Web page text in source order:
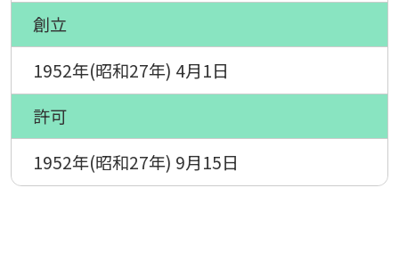
創立
1952年(昭和27年) 4月1日
許可
1952年(昭和27年) 9月15日